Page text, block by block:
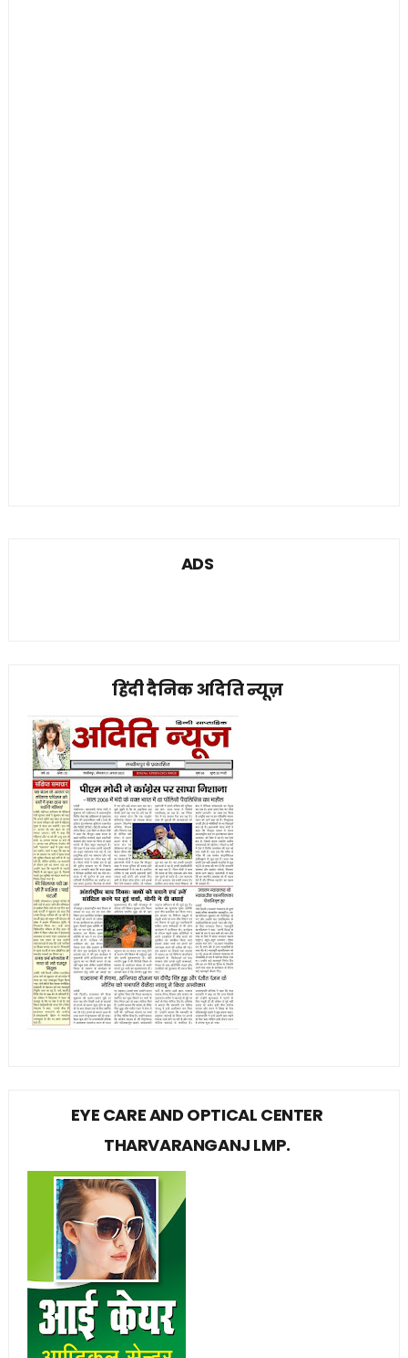
ADS
हिंदी दैनिक अदिति न्यूज़
EYE CARE AND OPTICAL CENTER
THARVARANGANJ LMP.